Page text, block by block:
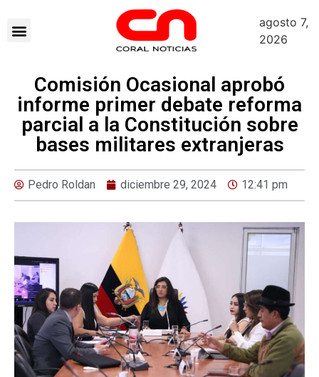
agosto 7,
2026
Comisión Ocasional aprobó
informe primer debate reforma
parcial a la Constitución sobre
bases militares extranjeras
Pedro Roldan diciembre 29, 2024 12:41 pm